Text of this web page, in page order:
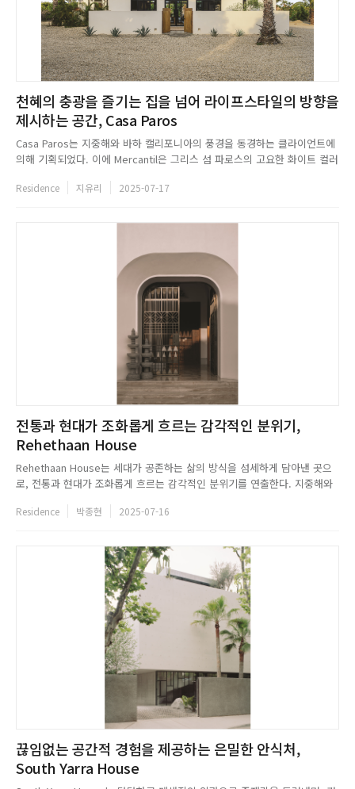
천혜의 충광을 즐기는 집을 넘어 라이프스타일의 방향을
제시하는 공간, Casa Paros
Casa Paros는 지중해와 바하 캘리포니아의 풍경을 동경하는 클라이언트에
의해 기획되었다. 이에 Mercantil은 그리스 섬 파로스의 고요한 화이트 컬러
했다. Casa Paros는 토드스 산토스의 아름다운 해변을 집안 곳곳에서 바라
Residence 지유리 2025-07-17
전통과 현대가 조화롭게 흐르는 감각적인 분위기,
Rehethaan House
Rehethaan House는 세대가 공존하는 삶의 방식을 섬세하게 담아낸 곳으
로, 전통과 현대가 조화롭게 흐르는 감각적인 분위기를 연출한다. 지중해와
성되어, 일상의 흐름을 자연스럽게 품는다. 황동 격자와 나무 문 위의 섬세한
Residence 박종현 2025-07-16
끊임없는 공간적 경험을 제공하는 은밀한 안식처,
South Yarra House